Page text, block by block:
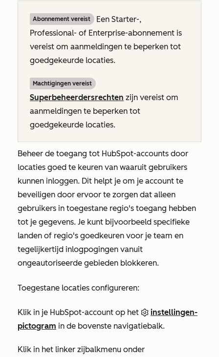
Abonnement vereist Een Starter-,
Professional- of Enterprise-abonnement is
vereist om aanmeldingen te beperken tot
goedgekeurde locaties.
Machtigingen vereist
Superbeheerdersrechten zijn vereist om
aanmeldingen te beperken tot
goedgekeurde locaties.
Beheer de toegang tot HubSpot-accounts door
locaties goed te keuren van waaruit gebruikers
kunnen inloggen. Dit helpt je om je account te
beveiligen door ervoor te zorgen dat alleen
gebruikers in toegestane regio's toegang hebben
tot je gegevens. Je kunt bijvoorbeeld specifieke
landen of regio's goedkeuren voor je team en
tegelijkertijd inlogpogingen vanuit
ongeautoriseerde gebieden blokkeren.
Toegestane locaties configureren:
Klik in je HubSpot-account op het
instellingen-
pictogram in de bovenste navigatiebalk.
Klik in het linker zijbalkmenu onder